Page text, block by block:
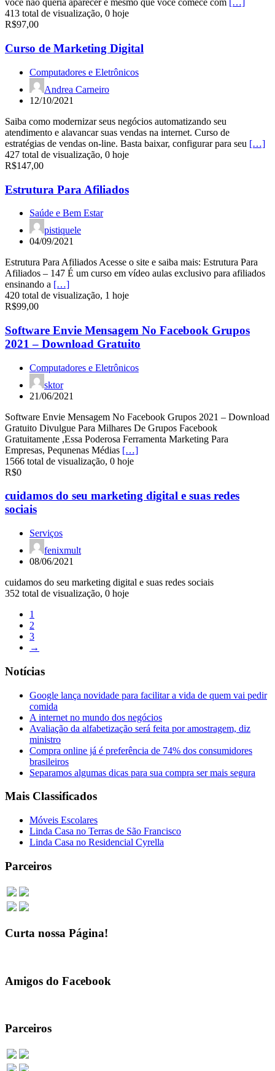
você não queria aparecer e mesmo que você comece com […]
413 total de visualização, 0 hoje
R$97,00
Curso de Marketing Digital
Computadores e Eletrônicos
Andrea Carneiro
12/10/2021
Saiba como modernizar seus negócios automatizando seu
atendimento e alavancar suas vendas na internet. Curso de
estratégias de vendas on-line. Basta baixar, configurar para seu […]
427 total de visualização, 0 hoje
R$147,00
Estrutura Para Afiliados
Saúde e Bem Estar
pistiquele
04/09/2021
Estrutura Para Afiliados Acesse o site e saiba mais: Estrutura Para
Afiliados – 147 É um curso em vídeo aulas exclusivo para afiliados
ensinando a […]
420 total de visualização, 1 hoje
R$99,00
Software Envie Mensagem No Facebook Grupos
2021 – Download Gratuito
Computadores e Eletrônicos
sktor
21/06/2021
Software Envie Mensagem No Facebook Grupos 2021 – Download
Gratuito Divulgue Para Milhares De Grupos Facebook
Gratuitamente ,Essa Poderosa Ferramenta Marketing Para
Empresas, Pequnenas Médias […]
1566 total de visualização, 0 hoje
R$0
cuidamos do seu marketing digital e suas redes
sociais
Serviços
fenixmult
08/06/2021
cuidamos do seu marketing digital e suas redes sociais
352 total de visualização, 0 hoje
1
2
3
→
Notícias
Google lança novidade para facilitar a vida de quem vai pedir
comida
A internet no mundo dos negócios
Avaliação da alfabetização será feita por amostragem, diz
ministro
Compra online já é preferência de 74% dos consumidores
brasileiros
Separamos algumas dicas para sua compra ser mais segura
Mais Classificados
Móveis Escolares
Linda Casa no Terras de São Francisco
Linda Casa no Residencial Cyrella
Parceiros
Curta nossa Página!
Amigos do Facebook
Parceiros